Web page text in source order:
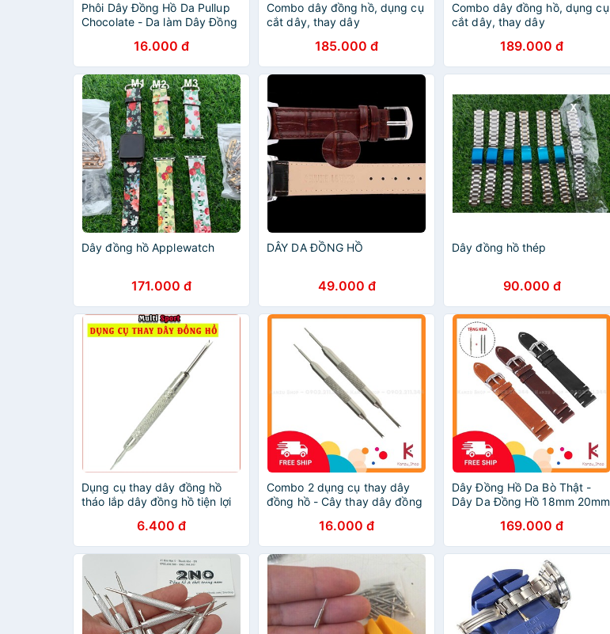
Phôi Dây Đồng Hồ Da Pullup
Chocolate - Da làm Dây Đồng
16.000 đ
Combo dây đồng hồ, dụng cụ
cắt dây, thay dây
185.000 đ
Combo dây đồng hồ, dụng cụ
cắt dây, thay dây
189.000 đ
Dây đồng hồ Applewatch
171.000 đ
DÂY DA ĐỒNG HỒ
49.000 đ
Dây đồng hồ thép
90.000 đ
Dụng cụ thay dây đồng hồ
tháo lắp dây đồng hồ tiện lợi
6.400 đ
Combo 2 dụng cụ thay dây
đồng hồ - Cây thay dây đồng
16.000 đ
Dây Đồng Hồ Da Bò Thật -
Dây Da Đồng Hồ 18mm 20mm
169.000 đ